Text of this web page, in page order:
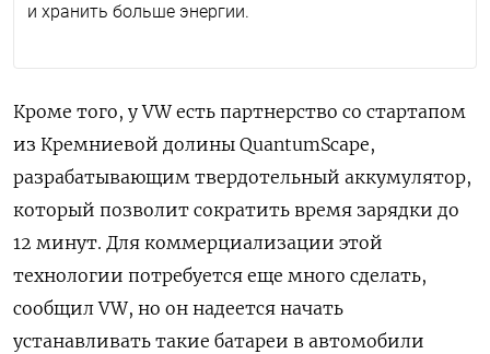
и хранить больше энергии.
Кроме того, уVWесть партнерство со стартапом
из Кремниевой долины QuantumScape,
разрабатывающим твердотельный аккумулятор,
который позволит сократить время зарядки до
12 минут. Для коммерциализации этой
технологии потребуется еще много сделать,
сообщилVW, но он надеется начать
устанавливать такие батареи в автомобили